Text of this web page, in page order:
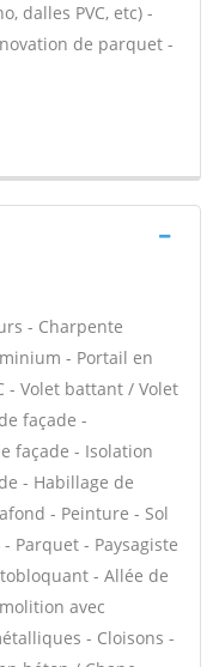
dalles PVC, etc) -
de parquet -
- Charpente
- Portail en
- Volet battant / Volet
façade -
façade - Isolation
- Habillage de
- Peinture - Sol
Parquet - Paysagiste
- Allée de
avec
- Cloisons -